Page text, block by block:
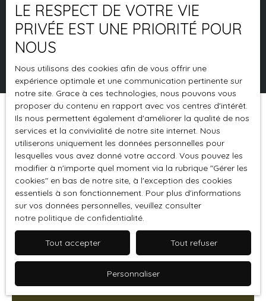
Surface min (m²)
Rechercher
Pertinence
Trier par Créer une alerte
420 000€
Exclusivité
LE RESPECT DE VOTRE VIE
PRIVÉE EST UNE PRIORITÉ POUR
NOUS
Nous utilisons des cookies afin de vous offrir une
expérience optimale et une communication pertinente sur
notre site. Grace à ces technologies, nous pouvons vous
proposer du contenu en rapport avec vos centres d'intérêt.
Ils nous permettent également d'améliorer la qualité de nos
services et la convivialité de notre site internet. Nous
utiliserons uniquement les données personnelles pour
lesquelles vous avez donné votre accord. Vous pouvez les
modifier à n'importe quel moment via la rubrique ″Gérer les
cookies″ en bas de notre site, à l'exception des cookies
essentiels à son fonctionnement. Pour plus d'informations
sur vos données personnelles, veuillez consulter
notre politique de confidentialité.
Tout accepter Tout refuser
Personnaliser